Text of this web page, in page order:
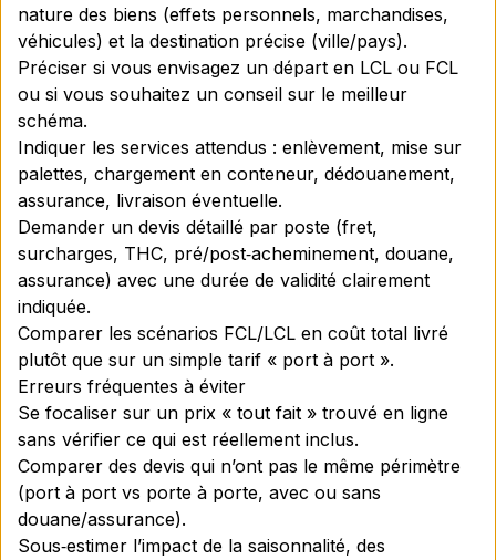
nature des biens (effets personnels, marchandises,
véhicules) et la destination précise (ville/pays).
Préciser si vous envisagez un départ en LCL ou FCL
ou si vous souhaitez un conseil sur le meilleur
schéma.
Indiquer les services attendus : enlèvement, mise sur
palettes, chargement en conteneur, dédouanement,
assurance, livraison éventuelle.
Demander un devis détaillé par poste (fret,
surcharges, THC, pré/post‑acheminement, douane,
assurance) avec une durée de validité clairement
indiquée.
Comparer les scénarios FCL/LCL en coût total livré
plutôt que sur un simple tarif « port à port ».
Erreurs fréquentes à éviter
Se focaliser sur un prix « tout fait » trouvé en ligne
sans vérifier ce qui est réellement inclus.
Comparer des devis qui n’ont pas le même périmètre
(port à port vs porte à porte, avec ou sans
douane/assurance).
Sous‑estimer l’impact de la saisonnalité, des